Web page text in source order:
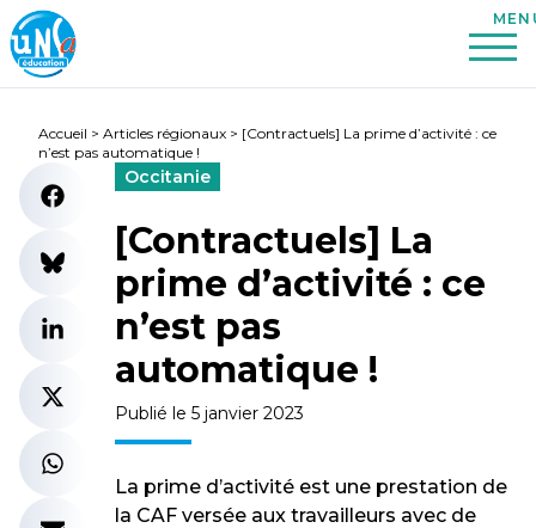
Accueil > Articles régionaux > [Contractuels] La prime d’activité : ce
n’est pas automatique !
Occitanie
[Contractuels] La
prime d’activité : ce
n’est pas
automatique !
Publié le 5 janvier 2023
La prime d’activité est une prestation de
la CAF versée aux travailleurs avec de